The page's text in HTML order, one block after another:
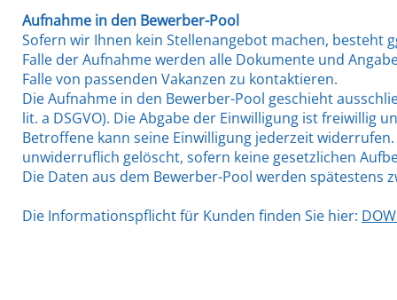
Aufnahme in den Bewerber-Pool
Sofern wir Ihnen kein Stellenangebot machen, besteht
Falle der Aufnahme werden alle Dokumente und
Falle von passenden Vakanzen zu kontaktieren.
Die Aufnahme in den Bewerber-Pool geschieht
lit. a DSGVO). Die Abgabe der Einwilligung ist freiwillig
Betroffene kann seine Einwilligung jederzeit
unwiderruflich gelöscht, sofern keine gesetzlichen
Die Daten aus dem Bewerber-Pool werden spätestens
Die Informationspflicht für Kunden finden Sie hier: